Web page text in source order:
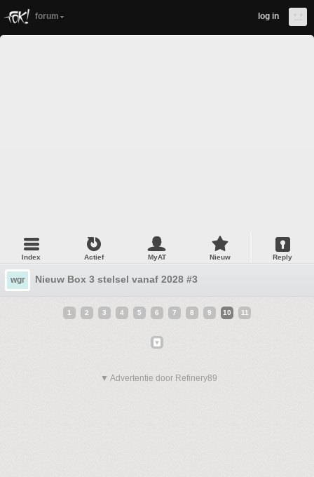
forum log in
Index Actief MyAT Nieuw Reply
wgr Nieuw Box 3 stelsel vanaf 2028 #3
1 2 3 4 5 6 7 8 9 10 11
▼ Advertentie door Refinery89